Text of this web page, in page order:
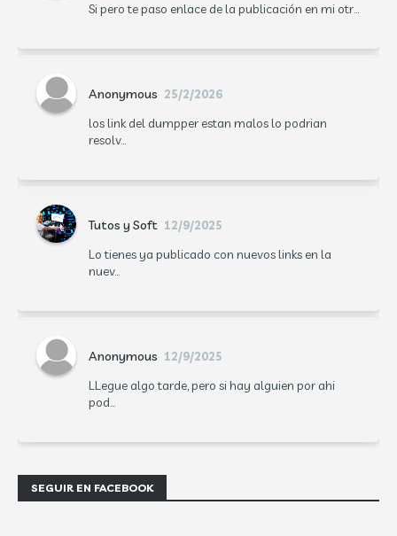
Si pero te paso enlace de la publicación en mi otr...
Anonymous 25/2/2026
los link del dumpper estan malos lo podrian
resolv...
Tutos y Soft 12/9/2025
Lo tienes ya publicado con nuevos links en la
nuev...
Anonymous 12/9/2025
LLegue algo tarde, pero si hay alguien por ahi
pod...
SEGUIR EN FACEBOOK